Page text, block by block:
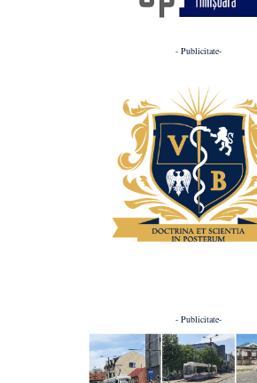
- Publicitate-
- Publicitate-